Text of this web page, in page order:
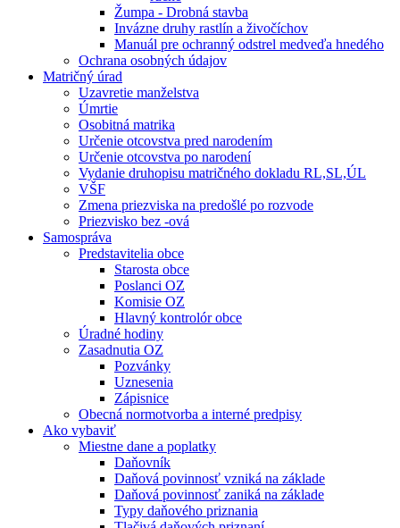
Žumpa - Drobná stavba
Invázne druhy rastlín a živočíchov
Manuál pre ochranný odstrel medveďa hnedého
Ochrana osobných údajov
Matričný úrad
Uzavretie manželstva
Úmrtie
Osobitná matrika
Určenie otcovstva pred narodením
Určenie otcovstva po narodení
Vydanie druhopisu matričného dokladu RL,SL,ÚL
VŠF
Zmena priezviska na predošlé po rozvode
Priezvisko bez -ová
Samospráva
Predstavitelia obce
Starosta obce
Poslanci OZ
Komisie OZ
Hlavný kontrolór obce
Úradné hodiny
Zasadnutia OZ
Pozvánky
Uznesenia
Zápisnice
Obecná normotvorba a interné predpisy
Ako vybaviť
Miestne dane a poplatky
Daňovník
Daňová povinnosť vzniká na základe
Daňová povinnosť zaniká na základe
Typy daňového priznania